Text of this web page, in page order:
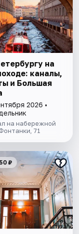
на
каналы,
и Большая
2026 •
на набережной
71
₽